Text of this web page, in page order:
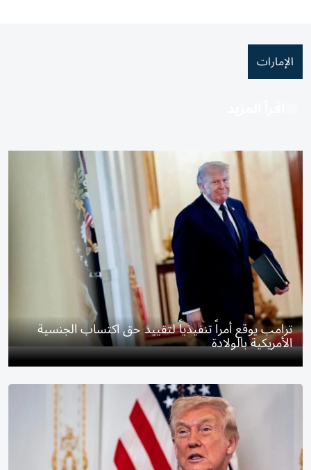
الإمارات
ترامب يوقع أمراً تنفيذياً لتقييد حق اكتساب الجنسية
الأمريكية بالولادة